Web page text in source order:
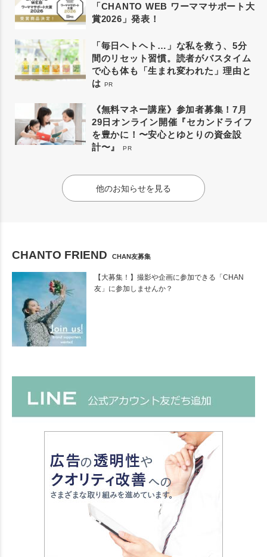
「CHANTO WEB ワーママサポート大
賞2026」発表！
「毎日ヘトヘト…」な私を救う、5分
間のリセット習慣。読者がバスタイム
で心も体も「生まれ変われた」理由と
は PR
《無料マネー講座》参加者募集！7月
29日オンライン開催『セカンドライフ
を豊かに！〜安心とゆとりの資金設
計〜』
PR
他のお知らせを見る
CHANTO FRIEND CHAN友募集
【大募集！】撮影や企画に参加できる「CHAN
友」に参加しませんか？